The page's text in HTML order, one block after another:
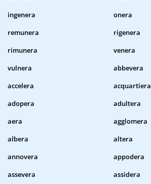
ingenera
onera
remunera
rigenera
rimunera
venera
vulnera
abbevera
accelera
acquartiera
adopera
adultera
aera
agglomera
albera
altera
annovera
appodera
assevera
assidera